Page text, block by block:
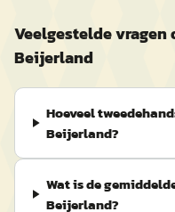
Veelgestelde vragen
Beijerland
Hoeveel
Beijerland?
Wat is de
Beijerland?